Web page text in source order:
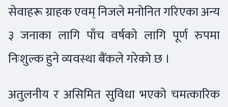
सेवाहरू ग्राहक एवम् निजले मनोनित गरिएका अन्य
३ जनाका लागि पाँच वर्षको लागि पूर्ण रुपमा
निःशुल्क हुने व्यवस्था बैंकले गरेको छ ।
अतुलनीय र असिमित सुविधा भएको चमत्कारिक